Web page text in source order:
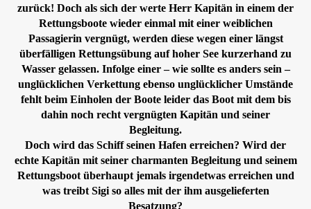
zurück! Doch als sich der werte Herr Kapitän in einem der
Rettungsboote wieder einmal mit einer weiblichen
Passagierin vergnügt, werden diese wegen einer längst
überfälligen Rettungsübung auf hoher See kurzerhand zu
Wasser gelassen. Infolge einer – wie sollte es anders sein –
unglücklichen Verkettung ebenso unglücklicher Umstände
fehlt beim Einholen der Boote leider das Boot mit dem bis
dahin noch recht vergnügten Kapitän und seiner
Begleitung.
Doch wird das Schiff seinen Hafen erreichen? Wird der
echte Kapitän mit seiner charmanten Begleitung und seinem
Rettungsboot überhaupt jemals irgendetwas erreichen und
was treibt Sigi so alles mit der ihm ausgelieferten
Besatzung?